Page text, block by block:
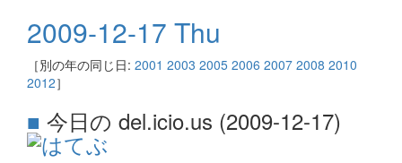
2009-12-17 Thu
［別の年の同じ日: 2001 2003 2005 2006 2007 2008 2010
2012］
■ 今日の del.icio.us (2009-12-17)